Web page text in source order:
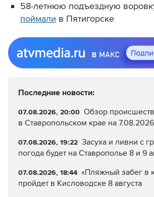
58-летнюю подъездную
поймали в Пятигорске
Последние новости:
07.08.2026, 20:00 Обзор
в Ставропольском крае на 7.08.2026
07.08.2026, 19:22 Засуха и ливни с
погода будет на Ставрополье 8 и 9
07.08.2026, 18:44 «Пляжный забег в
пройдет в Кисловодске 8 августа